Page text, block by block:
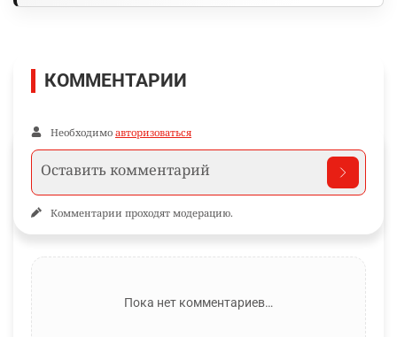
КОММЕНТАРИИ
Необходимо авторизоваться
Комментарии проходят модерацию.
Пока нет комментариев…